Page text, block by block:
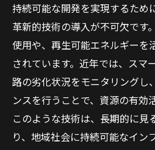
持続可能な開発を実現するため
革新的技術の導入が不可欠です
使用や、再生可能エネルギーを
されています。近年では、スマ
路の劣化状況をモニタリングし
ンスを行うことで、資源の有効
このような技術は、長期的に見
り、地域社会に持続可能なイン